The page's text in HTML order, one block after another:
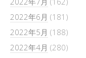
2022年6月 (181)
2022年5月 (188)
2022年4月 (280)